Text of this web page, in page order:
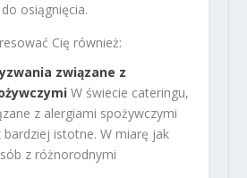
osiągnięcia.
Cię również:
związane z
W świecie cateringu,
z alergiami spożywczymi
bardziej istotne. W miarę jak
z różnorodnymi